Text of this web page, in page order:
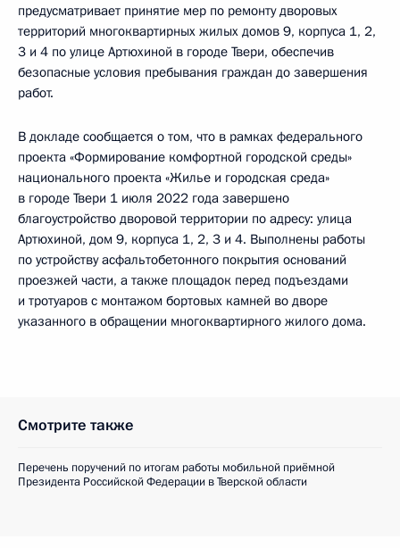
предусматривает принятие мер по ремонту дворовых
территорий многоквартирных жилых домов 9, корпуса 1, 2,
3 и 4 по улице Артюхиной в городе Твери, обеспечив
безопасные условия пребывания граждан до завершения
работ.
В докладе сообщается о том, что в рамках федерального
проекта «Формирование комфортной городской среды»
национального проекта «Жилье и городская среда»
в городе Твери 1 июля 2022 года завершено
благоустройство дворовой территории по адресу: улица
Артюхиной, дом 9, корпуса 1, 2, 3 и 4. Выполнены работы
по устройству асфальтобетонного покрытия оснований
проезжей части, а также площадок перед подъездами
и тротуаров с монтажом бортовых камней во дворе
указанного в обращении многоквартирного жилого дома.
Смотрите также
Перечень поручений по итогам работы мобильной приёмной
Президента Российской Федерации в Тверской области